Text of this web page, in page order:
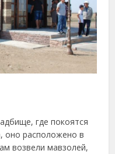
где покоятся
оно расположено в
возвели мавзолей,